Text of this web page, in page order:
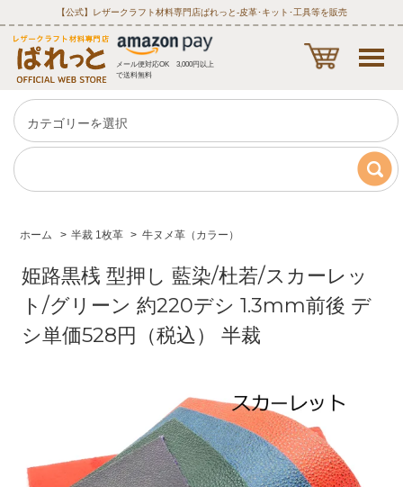
【公式】レザークラフト材料専門店ぱれっと‐皮革･キット･工具等を販売
メール便対応OK 3,000円以上
で送料無料
ホーム > 半裁 1枚革 > 牛ヌメ革（カラー）
姫路黒桟 型押し 藍染/杜若/スカーレッ
ト/グリーン 約220デシ 1.3mm前後 デ
シ単価528円（税込） 半裁